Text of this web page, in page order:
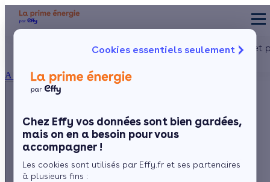
Cookies essentiels seulement
Chez Effy vos données sont bien gardées,
mais on en a besoin pour vous
accompagner !
Les cookies sont utilisés par Effy.fr et ses partenaires
à plusieurs fins :
À propos
du lundi au vendredi -
3456
Aides et
Appelez-nous !
du lundi au vendredi - 8h à 19h
3456
Service gratuit
+ prix appel